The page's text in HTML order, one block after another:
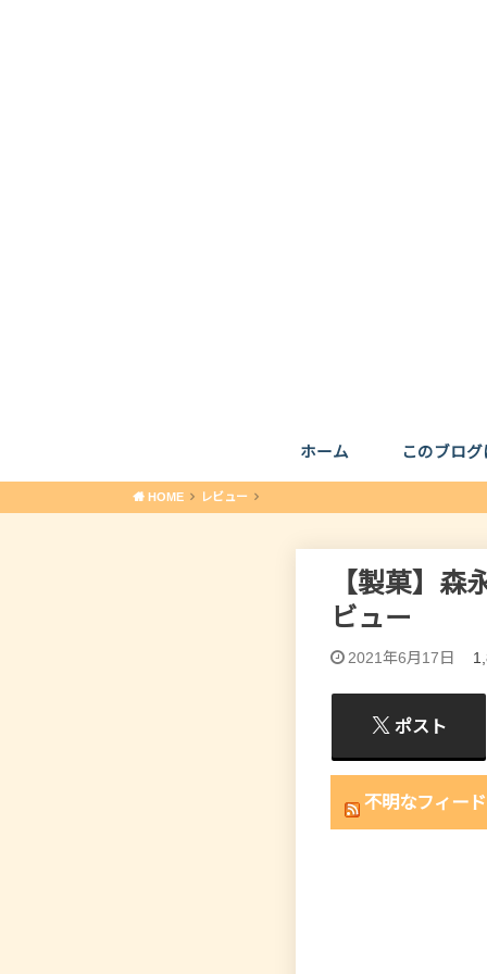
ホーム このブロ
HOME レビュー
【製菓】森
ビュー
2021年6月17日
ポスト
不明なフィード